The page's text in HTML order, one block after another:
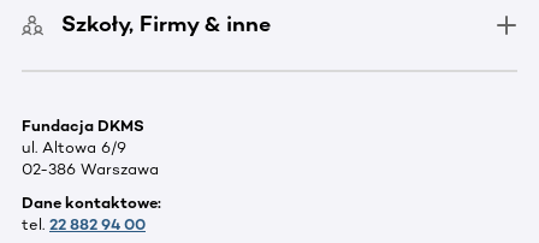
Szkoły, Firmy & inne
Fundacja DKMS
ul. Altowa 6/9
02-386 Warszawa
Dane kontaktowe:
tel. 22 882 94 00